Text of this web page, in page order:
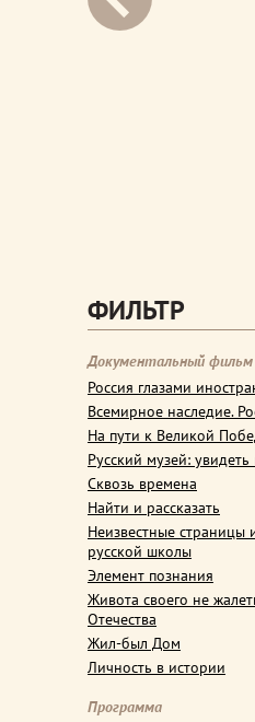
ФИЛЬТР
Документальный фильм
Россия глазами
Всемирное наследие.
На пути к Великой
Русский музей:
Сквозь времена
Найти и рассказать
Неизвестные страницы
русской школы
Элемент познания
Живота своего не
Отечества
Жил-был Дом
Личность в истории
Программа